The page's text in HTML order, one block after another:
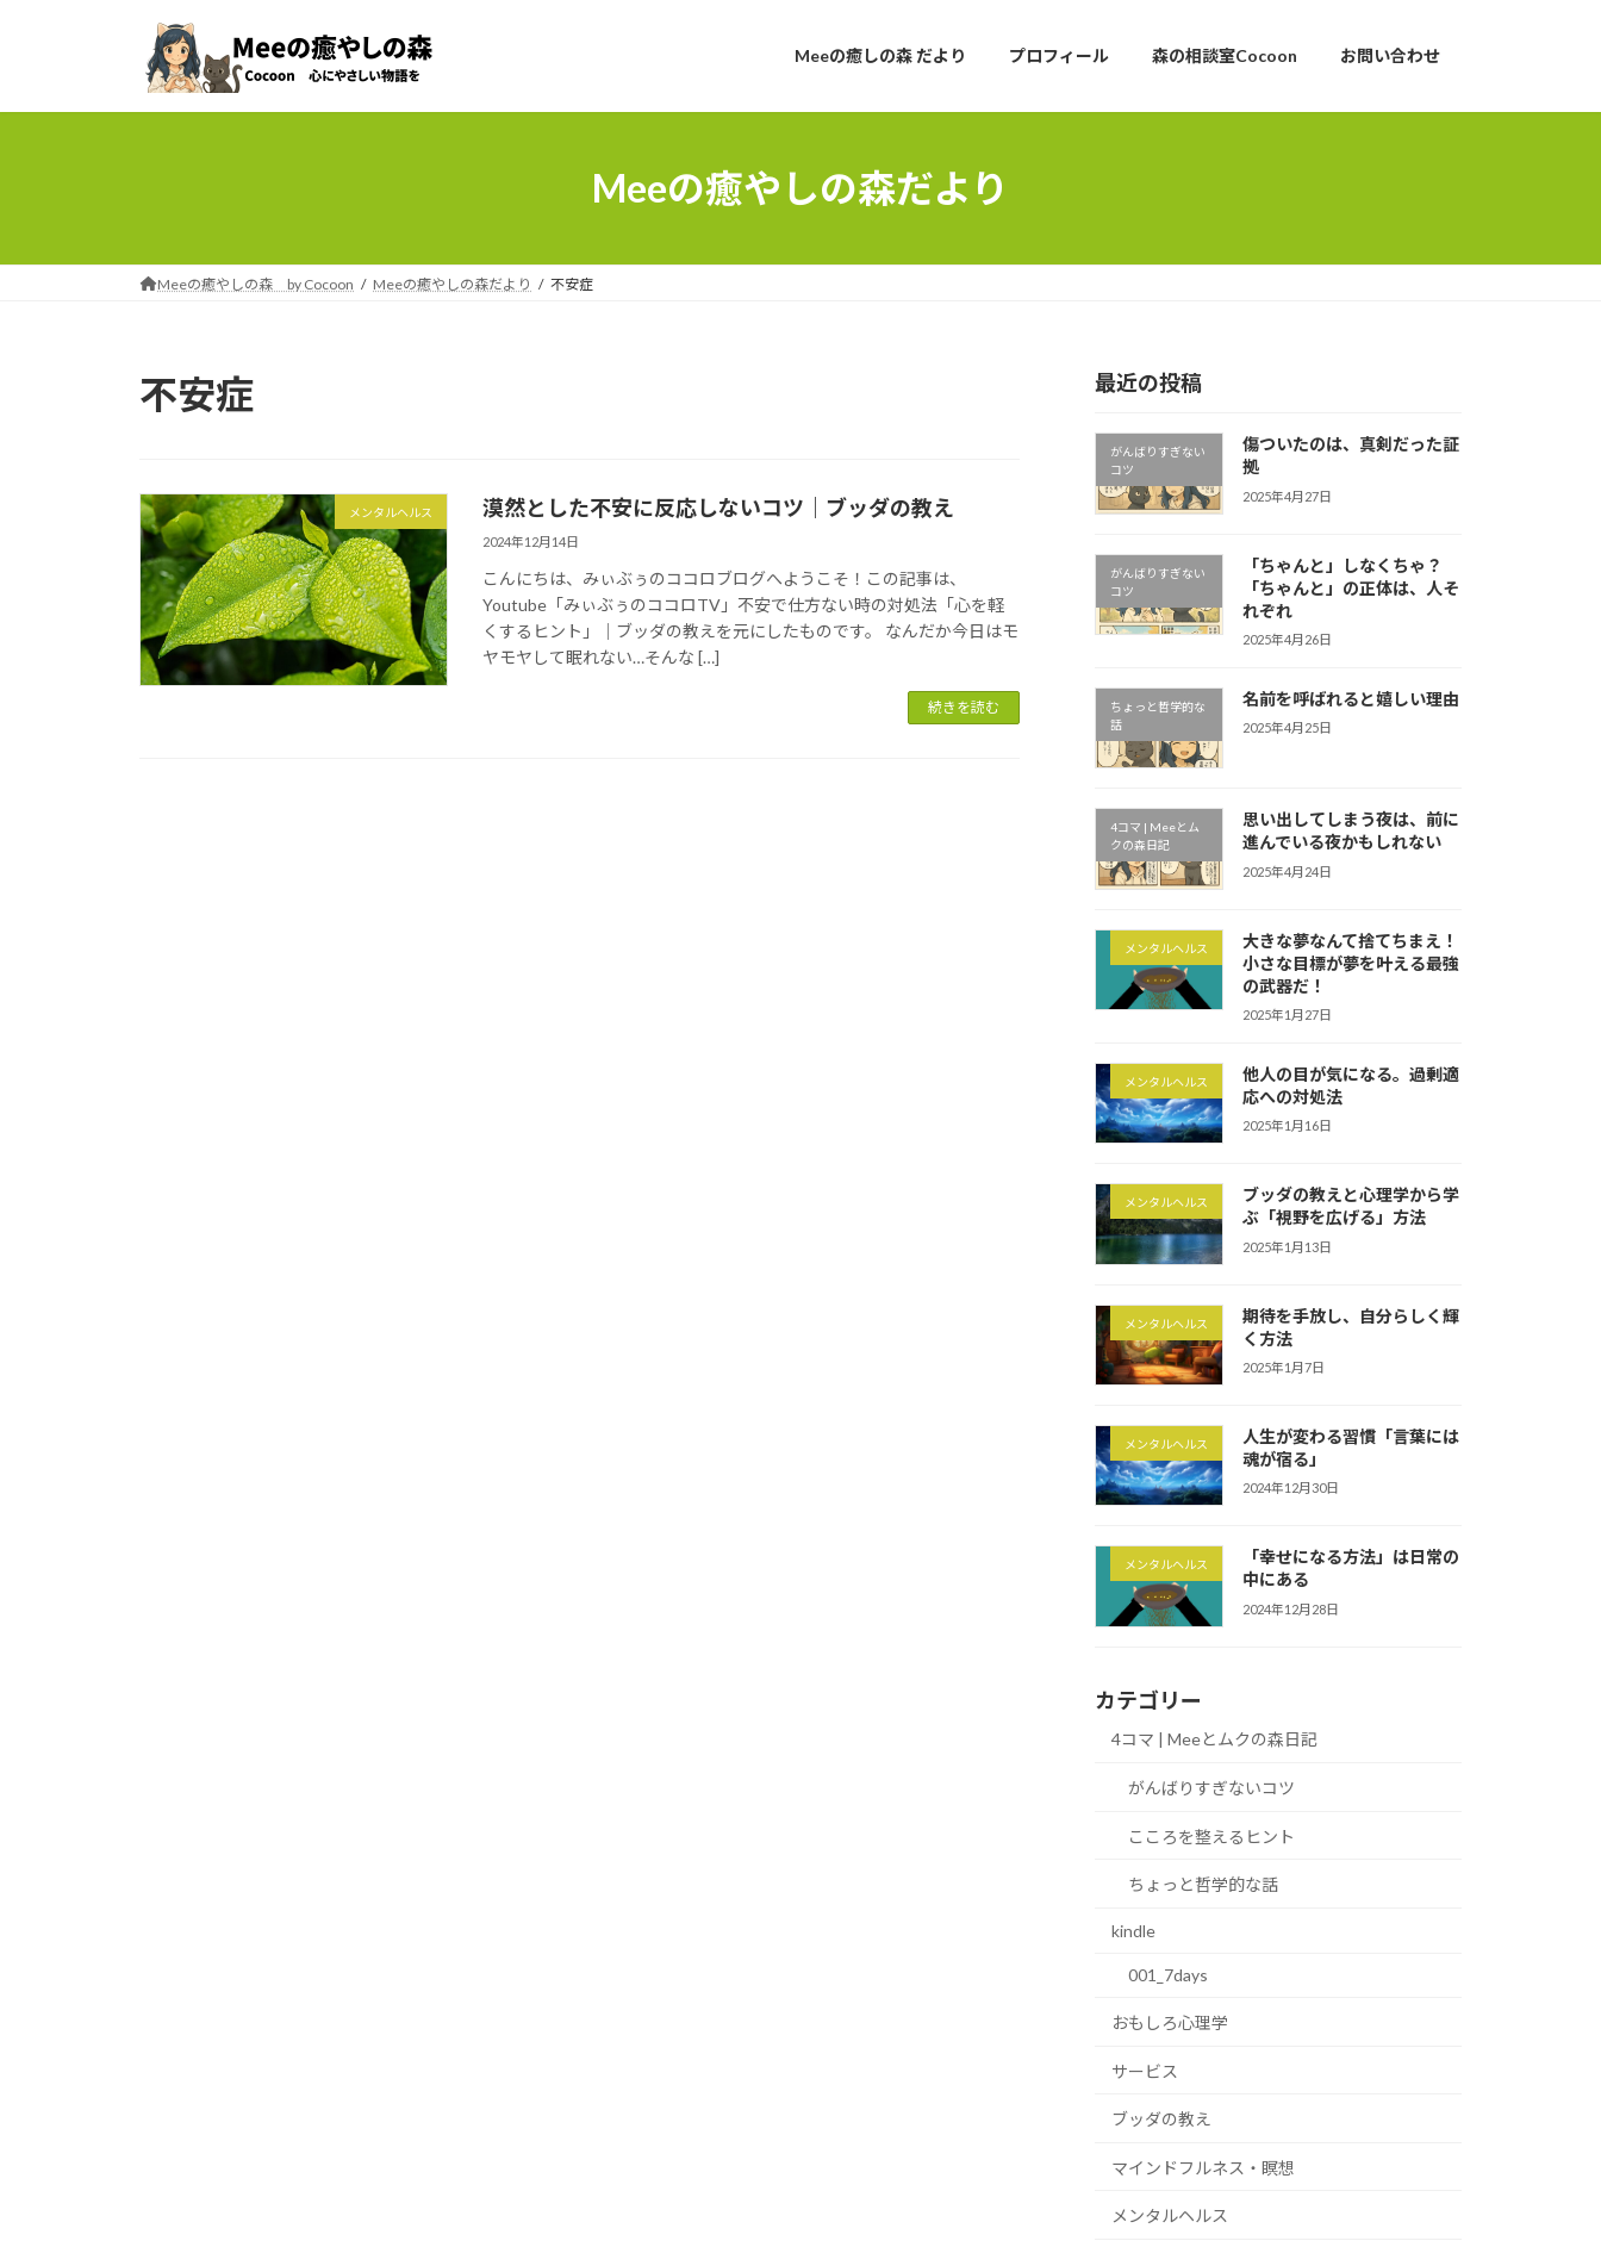
プ
動
Meeの癒しの森 だより プロフィール 森の相談室Cocoon お問い合わせ
Meeの癒やしの森だより
Meeの癒やしの森 by Cocoon Meeの癒やしの森だより 不安症
不安症
メンタルヘルス 漠然とした不安に反応しないコツ｜ブッダの教え
2024年12月14日
こんにちは、みぃぶぅのココロブログへようこそ！この記事は、
Youtube「みぃぶぅのココロTV」不安で仕方ない時の対処法「心を軽
くするヒント」｜ブッダの教えを元にしたものです。 なんだか今日はモ
ヤモヤして眠れない…そんな […]
続きを読む
最近の投稿
がんばりすぎない
コツ
傷ついたのは、真剣だった証
拠
2025年4月27日
がんばりすぎない
コツ
「ちゃんと」しなくちゃ？
「ちゃんと」の正体は、人そ
れぞれ
2025年4月26日
ちょっと哲学的な
話
名前を呼ばれると嬉しい理由
2025年4月25日
4コマ | Meeとム
クの森日記
思い出してしまう夜は、前に
進んでいる夜かもしれない
2025年4月24日
メンタルヘルス
大きな夢なんて捨てちまえ！
小さな目標が夢を叶える最強
の武器だ！
2025年1月27日
メンタルヘルス
他人の目が気になる。過剰適
応への対処法
2025年1月16日
メンタルヘルス
ブッダの教えと心理学から学
ぶ「視野を広げる」方法
2025年1月13日
メンタルヘルス
期待を手放し、自分らしく輝
く方法
2025年1月7日
メンタルヘルス
人生が変わる習慣「言葉には
魂が宿る」
2024年12月30日
メンタルヘルス
「幸せになる方法」は日常の
中にある
2024年12月28日
カテゴリー
4コマ | Meeとムクの森日記
がんばりすぎないコツ
こころを整えるヒント
ちょっと哲学的な話
kindle
001_7days
おもしろ心理学
サービス
ブッダの教え
マインドフルネス・瞑想
メンタルヘルス